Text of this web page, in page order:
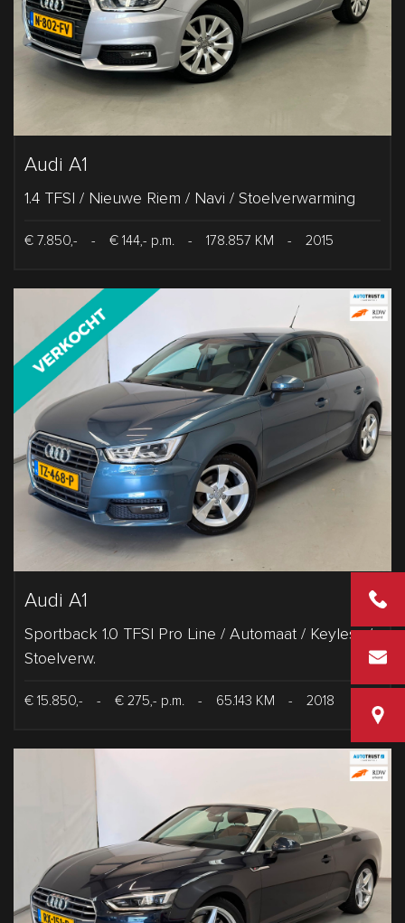
+31 2
Van
Audi A1
1.4 TFSI / Nieuwe Riem / Navi / Stoelverwarming
€ 7.850,- - € 144,- p.m. - 178.857 KM - 2015
Audi A1
Sportback 1.0 TFSI Pro Line / Automaat / Keyless /
Stoelverw.
€ 15.850,- - € 275,- p.m. - 65.143 KM - 2018